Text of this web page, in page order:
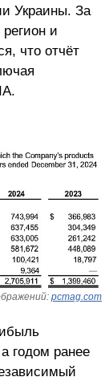
Украины. За
и
что отчёт
pcmag.com
годом ранее